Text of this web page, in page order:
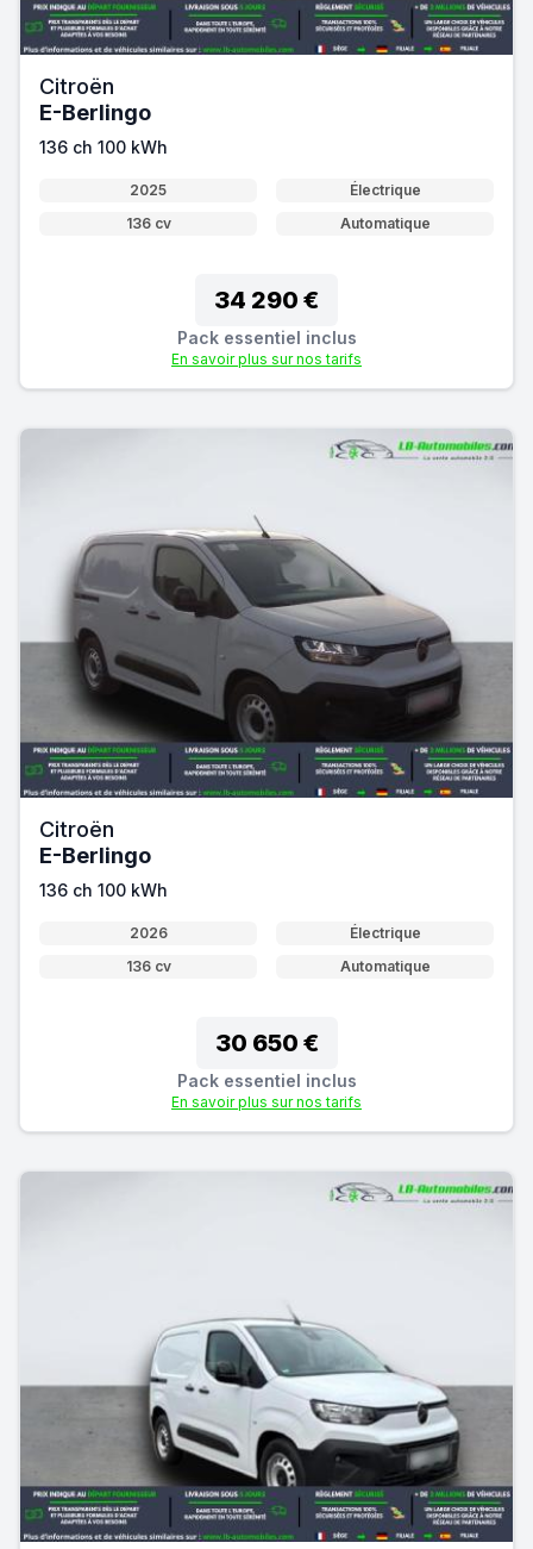
Citroën
E-Berlingo
136 ch 100 kWh
2025
Électrique
136 cv
Automatique
34 290 €
Pack essentiel inclus
En savoir plus sur nos tarifs
Citroën
E-Berlingo
136 ch 100 kWh
2026
Électrique
136 cv
Automatique
30 650 €
Pack essentiel inclus
En savoir plus sur nos tarifs